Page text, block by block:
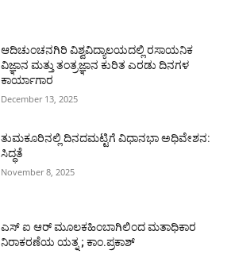
ಆದಿಚುಂಚನಗಿರಿ ವಿಶ್ವವಿದ್ಯಾಲಯದಲ್ಲಿ ರಸಾಯನಿಕ
ವಿಜ್ಞಾನ ಮತ್ತು ತಂತ್ರಜ್ಞಾನ ಕುರಿತ ಎರಡು ದಿನಗಳ
ಕಾರ್ಯಾಗಾರ
December 13, 2025
ತುಮಕೂರಿನಲ್ಲಿ ದಿನದಮಟ್ಟಿಗೆ ವಿಧಾನಭಾ ಅಧಿವೇಶನ:
ಸಿದ್ಧತೆ
November 8, 2025
ಎಸ್ ಐ ಆರ್ ಮೂಲಕಹಿಂಬಾಗಿಲಿಂದ ಮತಾಧಿಕಾರ
ನಿರಾಕರಣೆಯ ಯತ್ನ ; ಕಾಂ.ಪ್ರಕಾಶ್